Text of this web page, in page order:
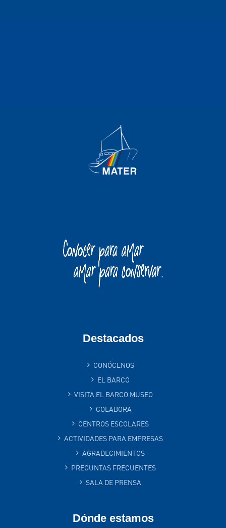
Destacados
CONÓCENOS
EL BARCO
VISITA EL BARCO MUSEO
COLABORA
CENTROS ESCOLARES
ACTIVIDADES PARA EMPRESAS
AGRADECIMIENTOS
PREGUNTAS FRECUENTES
SALA DE PRENSA
Dónde estamos